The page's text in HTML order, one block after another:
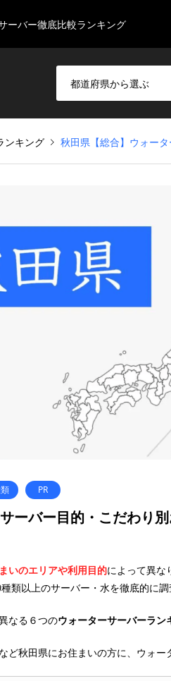
ーバー徹底比較ランキング
ンキング 秋田県【総合】ウォー
PR
ーバー目的・こだわり
いのエリアや利用目的によって異な
類以上のサーバー・水を徹底的に
なる６つのウォーターサーバーラン
ど秋田県にお住まいの方に、ウォ